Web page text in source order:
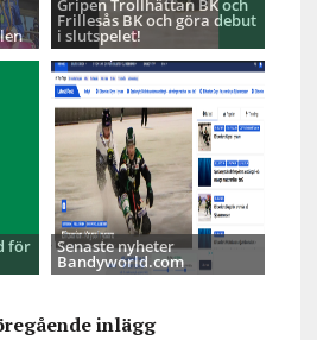
Gripen Trollhättan BK och
Frillesås BK och göra debut
i slutspelet!
för Senaste nyheter
Bandyworld.com
inlägg